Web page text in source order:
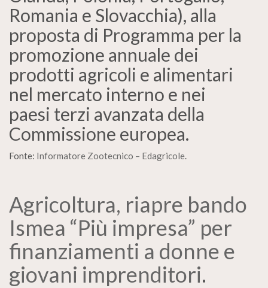
Romania e Slovacchia), alla
proposta di Programma per la
promozione annuale dei
prodotti agricoli e alimentari
nel mercato interno e nei
paesi terzi avanzata della
Commissione europea.
Fonte: Informatore Zootecnico – Edagricole.
Agricoltura, riapre bando
Ismea “Più impresa” per
finanziamenti a donne e
giovani imprenditori.